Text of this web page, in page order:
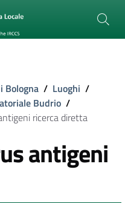
Bologna / Luoghi /
Budrio /
ricerca diretta
antigeni